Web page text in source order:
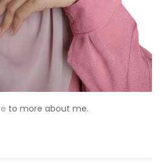
to more about me.